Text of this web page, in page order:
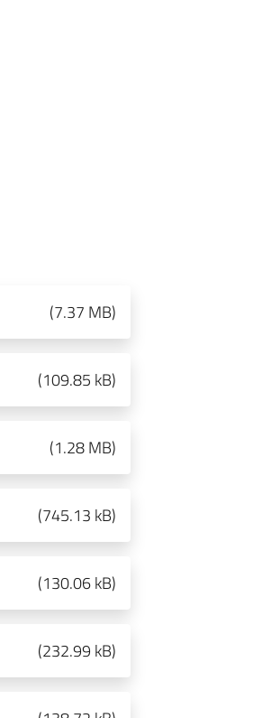
(7.37 MB)
(109.85 kB)
(1.28 MB)
(745.13 kB)
(130.06 kB)
(232.99 kB)